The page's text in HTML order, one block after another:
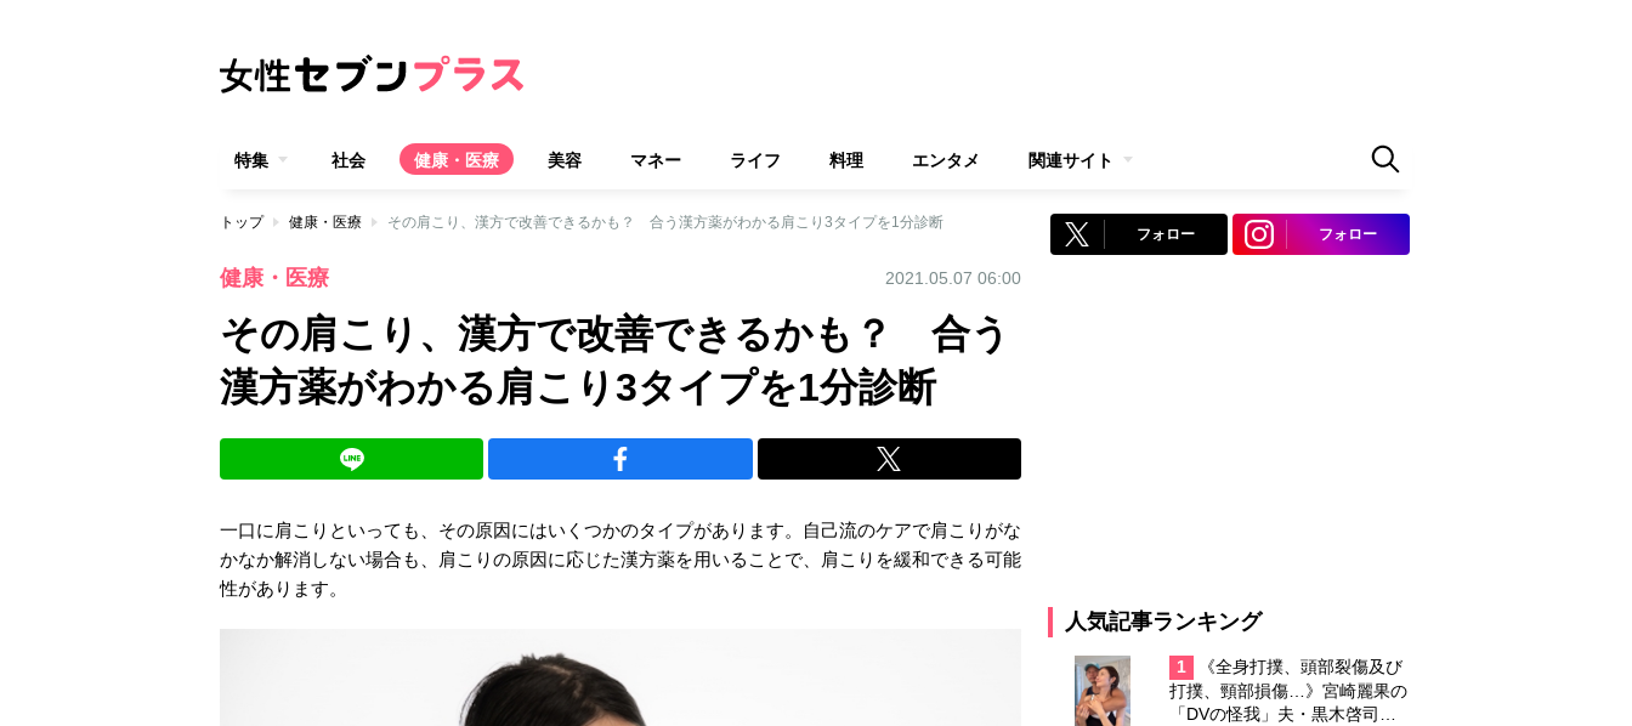
特集 社会 健康・医療 美容 マネー ライフ 料理 エンタメ 関連サイト
トップ 健康・医療 その肩こり、漢方で改善できるかも？ 合う漢方薬がわかる肩こり3タイプを1分診断
健康・医療 2021.05.07 06:00
その肩こり、漢方で改善できるかも？ 合う
漢方薬がわかる肩こり3タイプを1分診断
一口に肩こりといっても、その原因にはいくつかのタイプがあります。自己流のケアで肩こりがな
かなか解消しない場合も、肩こりの原因に応じた漢方薬を用いることで、肩こりを緩和できる可能
性があります。
フォロー フォロー
人気記事ランキング
1
《全身打撲、頭部裂傷及び
打撲、頸部損傷…》宮崎麗果の
「DVの怪我」夫・黒木啓司の